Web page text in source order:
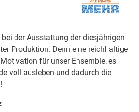
der Ausstattung der diesjährigen
Produktion. Denn eine reichhaltige
für unser Ensemble, es
voll ausleben und dadurch die